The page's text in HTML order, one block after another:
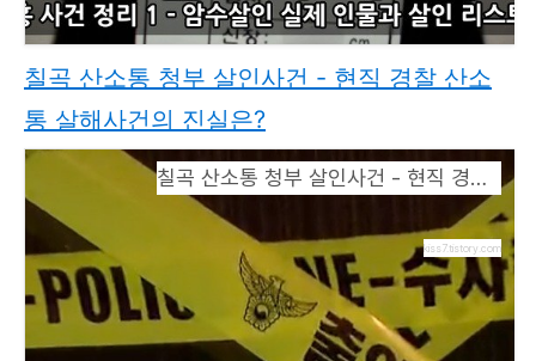
칠곡 산소통 청부 살인사건 - 현직 경찰 산소
통 살해사건의 진실은?
칠곡 산소통 청부 살인사건 - 현직 경찰 산소통 살해사건의 진실은?
kiss7.tistory.com